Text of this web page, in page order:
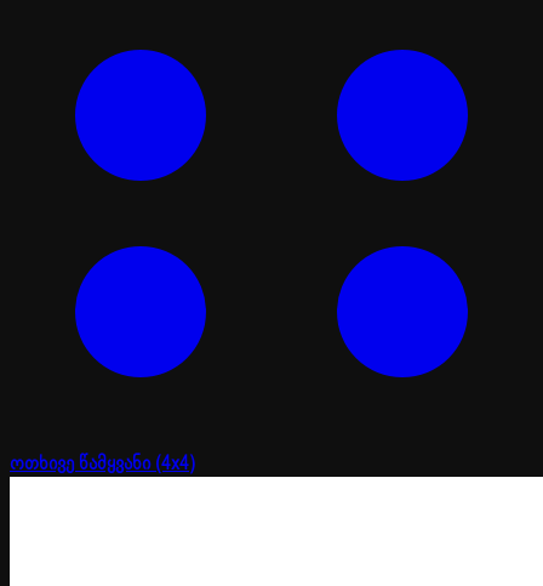
ოთხივე წამყვანი (4x4)